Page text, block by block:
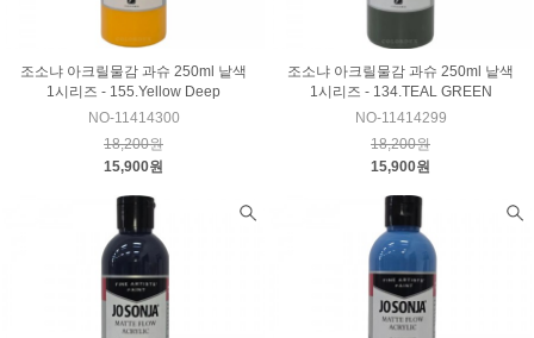
조소냐 아크릴물감 과슈 250ml 낱색
1시리즈 - 155.Yellow Deep
NO-11414300
18,200원
15,900원
조소냐 아크릴물감 과슈 250ml 낱색
1시리즈 - 134.TEAL GREEN
NO-11414299
18,200원
15,900원